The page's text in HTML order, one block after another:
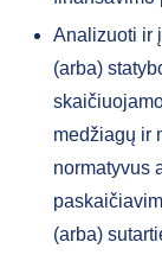
Analizuoti ir
(arba)
medžiagų ir
normatyvus
(arba)